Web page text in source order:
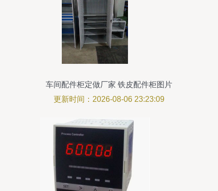
车间配件柜定做厂家 铁皮配件柜图片
更新时间：2026-08-06 23:23:09